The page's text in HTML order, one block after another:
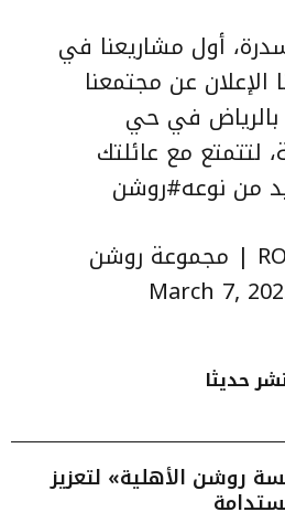
، أول مشاريعنا في
الإعلان عن مجتمعنا
بالرياض في حي
، لتتمتع مع عائلتك
من نوعه#روشن
— ROSHN Group | مجموعة روشن
March 7,
حديثا
الأهلية» لتعزيز